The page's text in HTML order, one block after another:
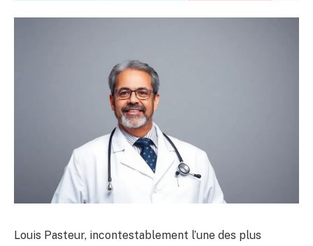
Louis Pasteur, incontestablement l’une des plus